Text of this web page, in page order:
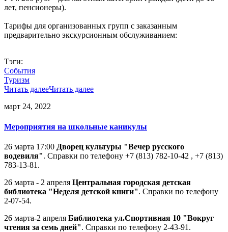
лет, пенсионеры).
Тарифы для организованных групп с заказанным
предварительно экскурсионным обслуживанием:
Тэги:
События
Туризм
Читать далееЧитать далее
март 24, 2022
Мероприятия на школьные каникулы
26 марта 17:00 Дворец культуры "Вечер русского
водевиля". Справки по телефону +7 (813) 782-10-42 , +7 (813)
783-13-81.
26 марта - 2 апреля Центральная городская детская
библиотека "Неделя детской книги". Справки по телефону
2-07-54.
26 марта-2 апреля Библиотека ул.Спортивная 10 "Вокруг
чтения за семь дней". Справки по телефону 2-43-91.